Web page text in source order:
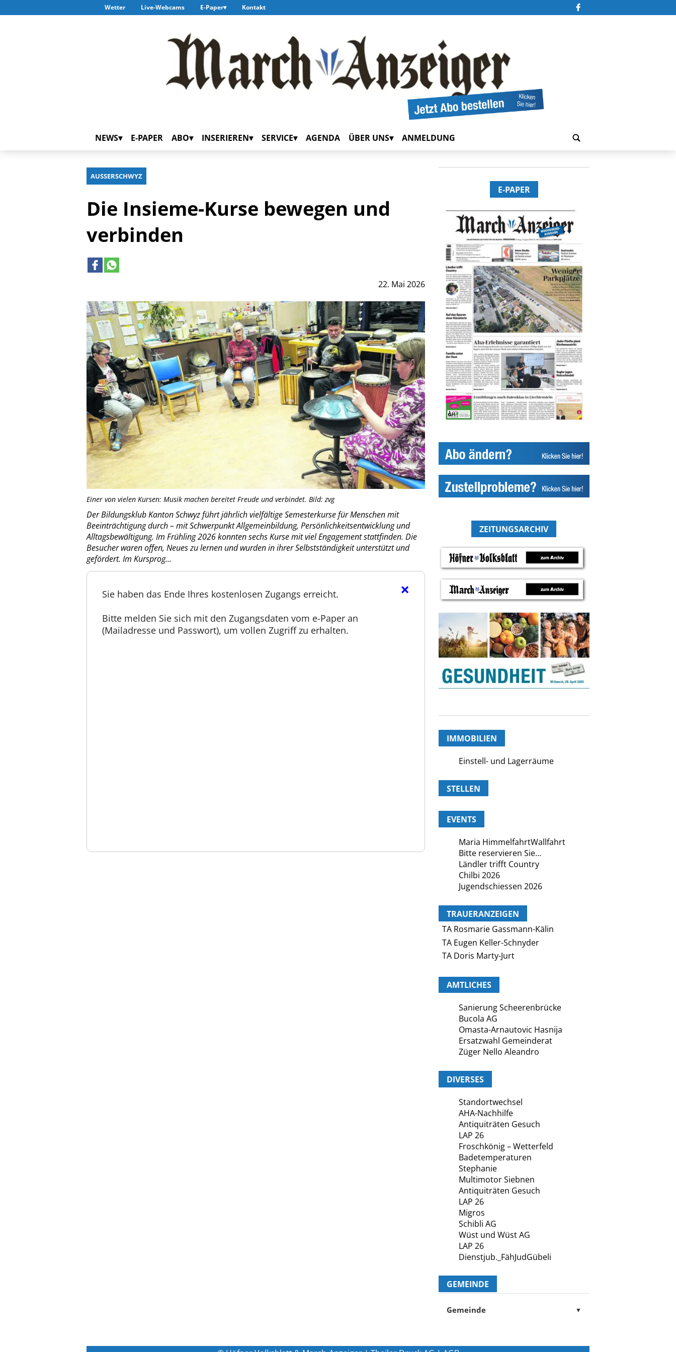
Wetter Live-Webcams E-Paper Kontakt
NEWS E-PAPER ABO INSERIEREN SERVICE AGENDA ÜBER UNS ANMELDUNG
Einer von vielen Kursen: Musik machen bereitet Freude und verbindet. Bild: zvg
AUSSERSCHWYZ
22. Mai 2026
Die Insieme-Kurse bewegen und
verbinden
Der Bildungsklub Kanton Schwyz führt jährlich vielfältige Semesterkurse für Menschen mit
Beeinträchtigung durch – mit Schwerpunkt Allgemeinbildung, Persönlichkeitsentwicklung und
Alltagsbewältigung. Im Frühling 2026 konnten sechs Kurse mit viel Engagement stattfinden. Die
Besucher waren offen, Neues zu lernen und wurden in ihrer Selbstständigkeit unterstützt und
gefördert. Im Kursprog...
×
Sie haben das Ende Ihres kostenlosen Zugangs erreicht.
Bitte melden Sie sich mit den Zugangsdaten vom e-Paper an
(Mailadresse und Passwort), um vollen Zugriff zu erhalten.
E-PAPER
ZEITUNGSARCHIV
IMMOBILIEN
Einstell- und Lagerräume
STELLEN
EVENTS
Maria HimmelfahrtWallfahrt
Bitte reservieren Sie…
Ländler trifft Country
Chilbi 2026
Jugendschiessen 2026
TRAUERANZEIGEN
TA Rosmarie Gassmann-Kälin
TA Eugen Keller-Schnyder
TA Doris Marty-Jurt
AMTLICHES
Sanierung Scheerenbrücke
Bucola AG
Omasta-Arnautovic Hasnija
Ersatzwahl Gemeinderat
Züger Nello Aleandro
DIVERSES
Standortwechsel
AHA-Nachhilfe
Antiquiträten Gesuch
LAP 26
Froschkönig – Wetterfeld
Badetemperaturen
Stephanie
Multimotor Siebnen
Antiquiträten Gesuch
LAP 26
Migros
Schibli AG
Wüst und Wüst AG
LAP 26
Dienstjub._FähJudGübeli
GEMEINDE
Gemeinde ▼